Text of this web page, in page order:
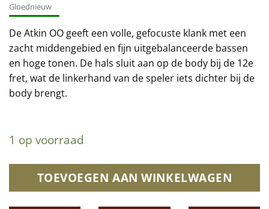
Gloednieuw
De Atkin OO geeft een volle, gefocuste klank met een
zacht middengebied en fijn uitgebalanceerde bassen
en hoge tonen. De hals sluit aan op de body bij de 12e
fret, wat de linkerhand van de speler iets dichter bij de
body brengt.
1 op voorraad
TOEVOEGEN AAN WINKELWAGEN